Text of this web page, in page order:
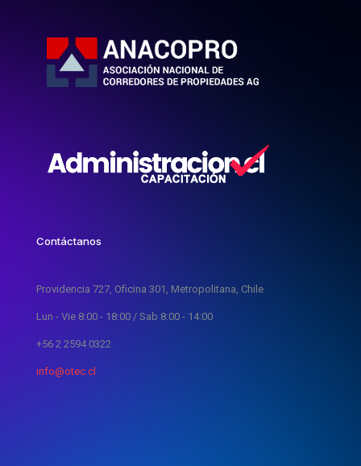
Contáctanos
Providencia 727, Oficina 301, Metropolitana, Chile
Lun - Vie 8:00 - 18:00 / Sab 8:00 - 14:00
+56 2 2594 0322
info@otec.cl